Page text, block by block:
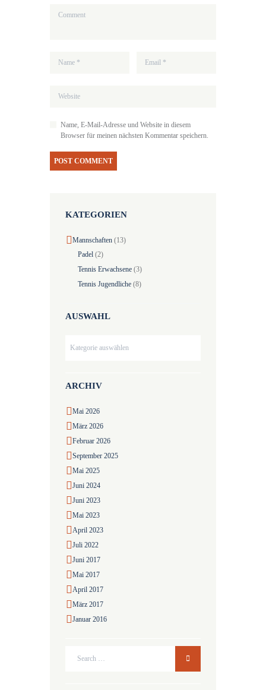
Name, E-Mail-Adresse und Website in diesem
Browser für meinen nächsten Kommentar speichern.
KATEGORIEN
Mannschaften (13)
Padel(2)
Tennis Erwachsene(3)
Tennis Jugendliche(8)
AUSWAHL
ARCHIV
Mai2026
März2026
Februar2026
September2025
Mai2025
Juni2024
Juni2023
Mai2023
April2023
Juli2022
Juni2017
Mai2017
April2017
März2017
Januar2016